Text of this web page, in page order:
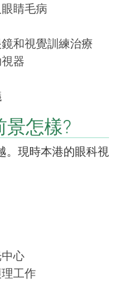
睛毛病
和視覺訓練治療
器
怎樣?
。現時本港的眼科視
心
工作